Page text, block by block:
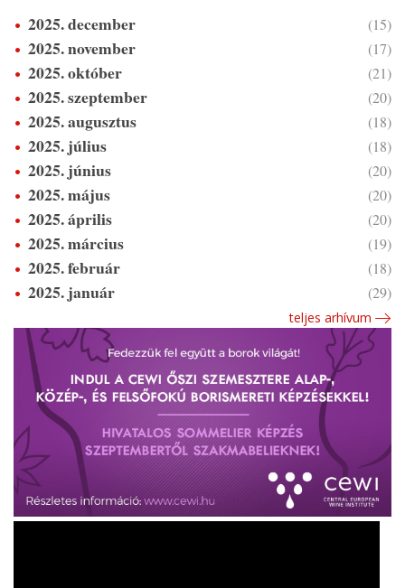
2025. december (15)
2025. november (17)
2025. október (21)
2025. szeptember (20)
2025. augusztus (18)
2025. július (18)
2025. június (20)
2025. május (20)
2025. április (20)
2025. március (19)
2025. február (18)
2025. január (29)
teljes arhívum